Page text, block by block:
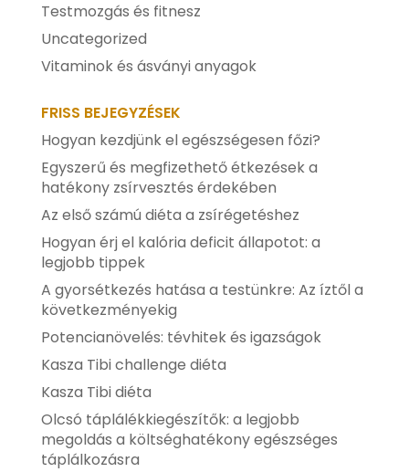
Testmozgás és fitnesz
Uncategorized
Vitaminok és ásványi anyagok
FRISS BEJEGYZÉSEK
Hogyan kezdjünk el egészségesen főzi?
Egyszerű és megfizethető étkezések a
hatékony zsírvesztés érdekében
Az első számú diéta a zsírégetéshez
Hogyan érj el kalória deficit állapotot: a
legjobb tippek
A gyorsétkezés hatása a testünkre: Az íztől a
következményekig
Potencianövelés: tévhitek és igazságok
Kasza Tibi challenge diéta
Kasza Tibi diéta
Olcsó táplálékkiegészítők: a legjobb
megoldás a költséghatékony egészséges
táplálkozásra